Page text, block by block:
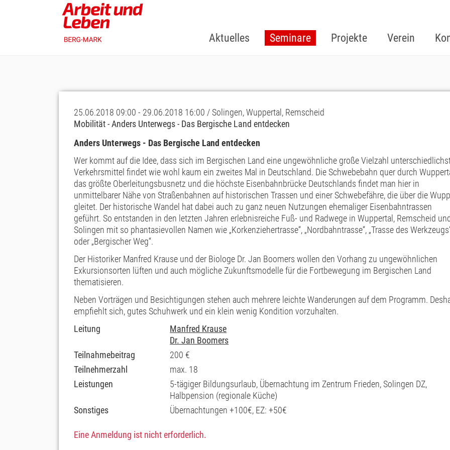
Aktuelles Seminare Projekte Verein
25.06.2018 09:00 - 29.06.2018 16:00 / Solingen, Wuppertal, Remscheid
Mobilität - Anders Unterwegs - Das Bergische Land entdecken
Anders Unterwegs - Das Bergische Land entdecken
Wer kommt auf die Idee, dass sich im Bergischen Land eine ungewöhnliche große Vielzahl
Verkehrsmittel findet wie wohl kaum ein zweites Mal in Deutschland. Die Schwebebahn quer durch
das größte Oberleitungsbusnetz und die höchste Eisenbahnbrücke Deutschlands findet man hier in
unmittelbarer Nähe von Straßenbahnen auf historischen Trassen und einer Schwebefähre, die über die
gleitet. Der historische Wandel hat dabei auch zu ganz neuen Nutzungen ehemaliger Eisenbahntrassen
geführt. So entstanden in den letzten Jahren erlebnisreiche Fuß- und Radwege in Wuppertal, Remscheid und
Solingen mit so phantasievollen Namen wie „Korkenziehertrasse“, „Nordbahntrasse“, „Trasse des
oder „Bergischer Weg“.
Der Historiker Manfred Krause und der Biologe Dr. Jan Boomers wollen den Vorhang zu ungewöhnlichen
Exkursionsorten lüften und auch mögliche Zukunftsmodelle für die Fortbewegung im Bergischen Land
thematisieren.
Neben Vorträgen und Besichtigungen stehen auch mehrere leichte Wanderungen auf dem Programm.
empfiehlt sich, gutes Schuhwerk und ein klein wenig Kondition vorzuhalten.
Leitung
Manfred Krause
Dr. Jan Boomers
Teilnahmebeitrag
200 €
Teilnehmerzahl
max. 18
Leistungen
5-tägiger Bildungsurlaub, Übernachtung im Zentrum Frieden, Solingen DZ,
Halbpension (regionale Küche)
Sonstiges
Übernachtungen +100€, EZ: +50€
Eine Anmeldung ist nicht erforderlich.